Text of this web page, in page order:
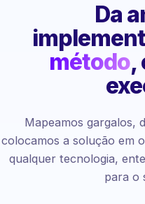
Da
método,
Mapeamos gargalos,
colocamos a solução em
qualquer tecnologia,
para o